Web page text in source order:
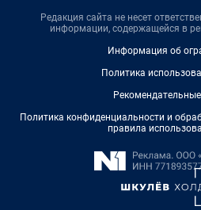
Редакция сайта не несет
информации, содержащейся в
Информация об
Политика
Политика конфиденциальности и
правила